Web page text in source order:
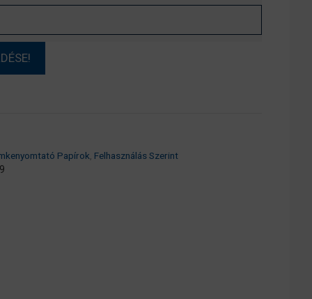
Papírok Felhasználás Szerint